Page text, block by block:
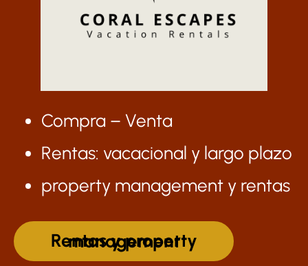
Compra – Venta
Rentas: vacacional y largo plazo
property management y rentas
Rentas y property management